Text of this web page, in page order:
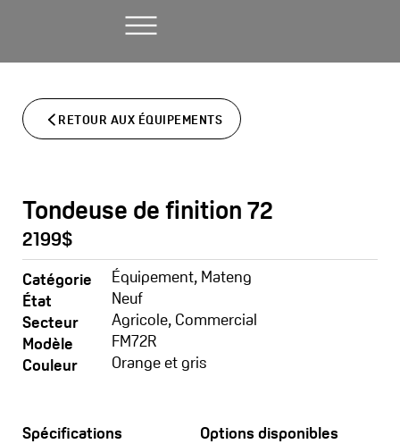
contenu
RETOUR AUX ÉQUIPEMENTS
Tondeuse de finition 72
2199$
Catégorie Équipement, Mateng
État
Neuf
Secteur
Agricole, Commercial
Modèle
FM72R
Couleur
Orange et gris
Spécifications
Options disponibles